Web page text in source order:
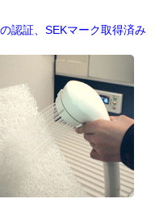
認証、SEKマーク取得済み